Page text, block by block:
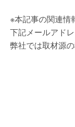
※本記事の関連情
下記メールアド
弊社では取材源